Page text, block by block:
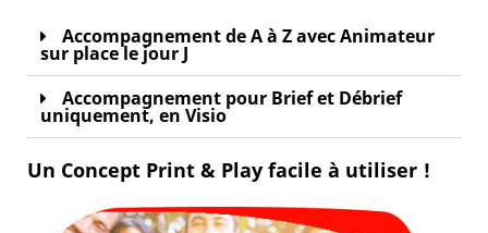
Accompagnement de A à Z avec Animateur
sur place le jour J
Accompagnement pour Brief et Débrief
uniquement, en Visio
Un Concept Print & Play facile à utiliser !